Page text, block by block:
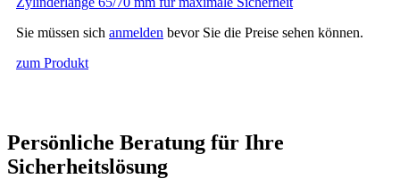
Sie müssen sich anmelden bevor Sie die Preise sehen können.
zum Produkt
Persönliche Beratung für Ihre
Sicherheitslösung